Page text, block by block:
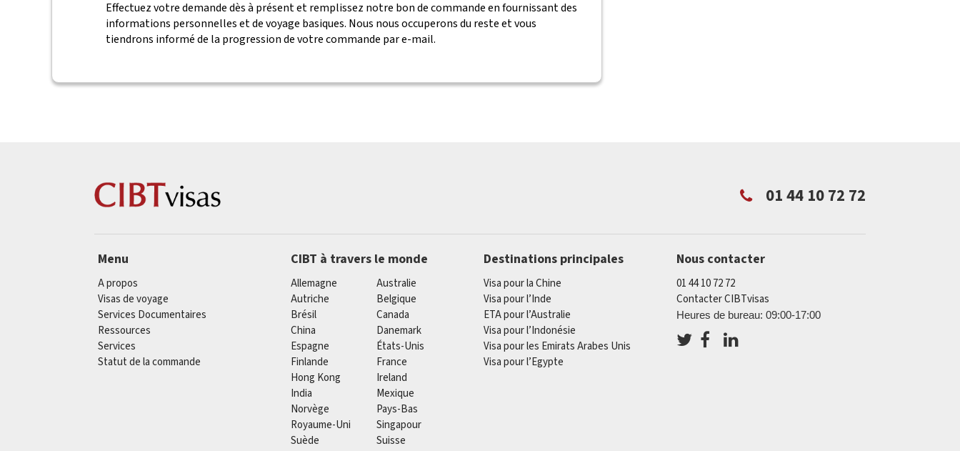
Effectuez votre demande dès à présent et remplissez notre bon de commande en fournissant des
informations personnelles et de voyage basiques. Nous nous occuperons du reste et vous
tiendrons informé de la progression de votre commande par e-mail.
01 44 10 72 72
Menu
A propos
Visas de voyage
Services Documentaires
Ressources
Services
Statut de la commande
CIBT à travers le monde
Allemagne
Australie
Autriche
Belgique
Brésil
Canada
China
Danemark
Espagne
États-Unis
Finlande
France
Hong Kong
Ireland
India
Mexique
Norvège
Pays-Bas
Royaume-Uni
Singapour
Suède
Suisse
Destinations principales
Visa pour la Chine
Visa pour l’Inde
ETA pour l’Australie
Visa pour l’Indonésie
Visa pour les Emirats Arabes Unis
Visa pour l’Egypte
Nous contacter
01 44 10 72 72
Contacter CIBTvisas
Heures de bureau: 09:00-17:00